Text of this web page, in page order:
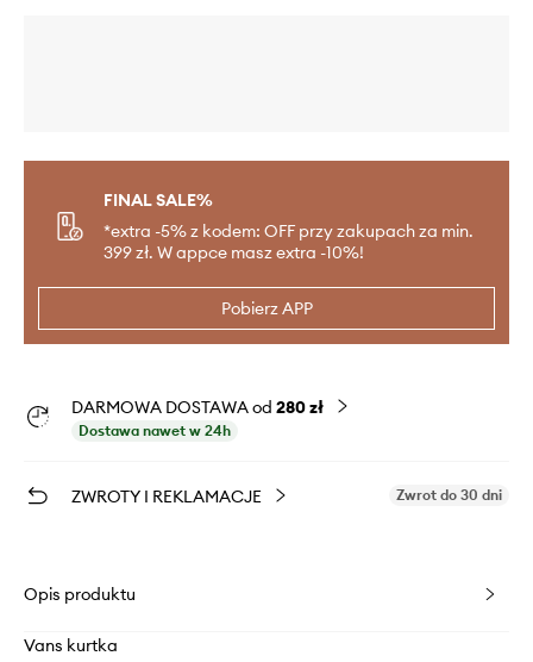
FINAL SALE%
*extra -5% z kodem: OFF przy zakupach za min.
399 zł. W appce masz extra -10%!
Pobierz APP
DARMOWA DOSTAWA od 280 zł
Dostawa nawet w 24h
ZWROTY I REKLAMACJE Zwrot do 30 dni
Opis produktu
Vans kurtka